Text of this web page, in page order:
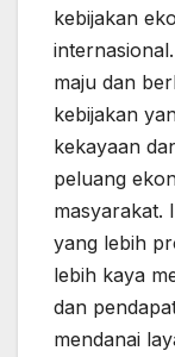
kebijakan
maju dan
kebijakan
kekayaan
peluang
masyarakat.
yang lebih
lebih kaya
dan
mendanai